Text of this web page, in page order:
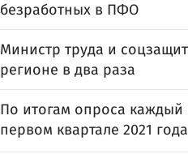
безработных в ПФО
Министр труда и
регионе в два раза
По итогам опроса каждый
первом квартале 2021 года